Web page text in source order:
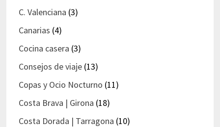
C. Valenciana (3)
Canarias (4)
Cocina casera (3)
Consejos de viaje(13)
Copas y Ocio Nocturno (11)
Costa Brava | Girona (18)
Costa Dorada | Tarragona (10)